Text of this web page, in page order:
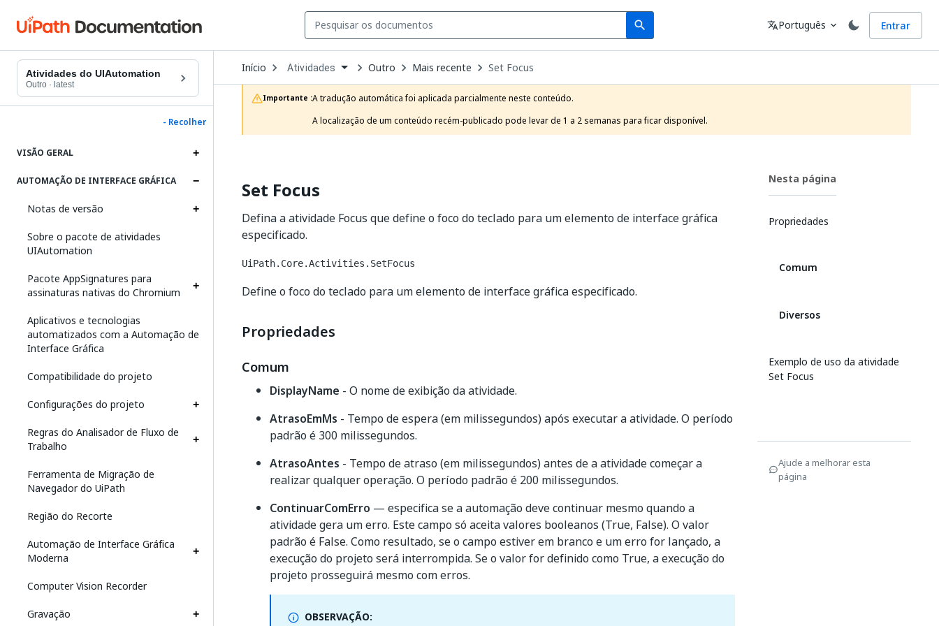
search
Search Idioma
translatePortuguês expand_more Entrar
Atividades do UIAutomation
Outro · latest
- Recolher
VISÃO GERAL
AUTOMAÇÃO DE INTERFACE GRÁFICA
Notas de versão
Sobre o pacote de atividades
UIAutomation
Pacote AppSignatures para
assinaturas nativas do Chromium
Aplicativos e tecnologias
automatizados com a Automação de
Interface Gráfica
Compatibilidade do projeto
Configurações do projeto
Regras do Analisador de Fluxo de
Trabalho
Ferramenta de Migração de
Navegador do UiPath
Região do Recorte
Automação de Interface Gráfica
Moderna
Computer Vision Recorder
Gravação
Início Open
Dropdown
to
choose
product
Atividades Outro Mais recente Set Focus
Importante :A tradução automática foi aplicada parcialmente neste conteúdo.
A localização de um conteúdo recém-publicado pode levar de 1 a 2 semanas para ficar disponível.
Set Focus
Defina a atividade Focus que define o foco do teclado para um elemento de interface gráfica
especificado.
UiPath.Core.Activities.SetFocus
Define o foco do teclado para um elemento de interface gráfica especificado.
Propriedades
Comum
DisplayName - O nome de exibição da atividade.
AtrasoEmMs - Tempo de espera (em milissegundos) após executar a atividade. O período
padrão é 300 milissegundos.
AtrasoAntes - Tempo de atraso (em milissegundos) antes de a atividade começar a
realizar qualquer operação. O período padrão é 200 milissegundos.
ContinuarComErro — especifica se a automação deve continuar mesmo quando a
atividade gera um erro. Este campo só aceita valores booleanos (True, False). O valor
padrão é False. Como resultado, se o campo estiver em branco e um erro for lançado, a
execução do projeto será interrompida. Se o valor for definido como True, a execução do
projeto prosseguirá mesmo com erros.
OBSERVAÇÃO:
Nesta página
Propriedades
Comum
Diversos
Exemplo de uso da atividade
Set Focus
Ajude a melhorar esta
página